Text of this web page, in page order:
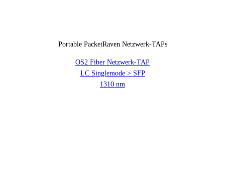
Portable PacketRaven Netzwerk-TAPs
OS2 Fiber Netzwerk-TAP
LC Singlemode > SFP
1310 nm